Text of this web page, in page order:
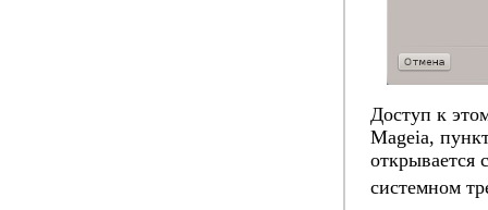
Доступ к
Mageia,
системном